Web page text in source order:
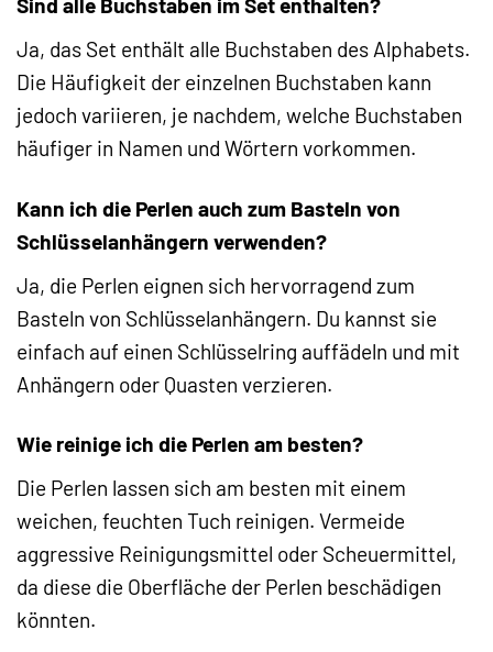
Sind alle Buchstaben im Set enthalten?
Ja, das Set enthält alle Buchstaben des Alphabets.
Die Häufigkeit der einzelnen Buchstaben kann
jedoch variieren, je nachdem, welche Buchstaben
häufiger in Namen und Wörtern vorkommen.
Kann ich die Perlen auch zum Basteln von
Schlüsselanhängern verwenden?
Ja, die Perlen eignen sich hervorragend zum
Basteln von Schlüsselanhängern. Du kannst sie
einfach auf einen Schlüsselring auffädeln und mit
Anhängern oder Quasten verzieren.
Wie reinige ich die Perlen am besten?
Die Perlen lassen sich am besten mit einem
weichen, feuchten Tuch reinigen. Vermeide
aggressive Reinigungsmittel oder Scheuermittel,
da diese die Oberfläche der Perlen beschädigen
könnten.